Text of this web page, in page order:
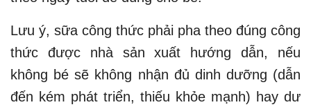
Lưu ý, sữa công thức phải pha theo đúng công
thức được nhà sản xuất hướng dẫn, nếu
không bé sẽ không nhận đủ dinh dưỡng (dẫn
đến kém phát triển, thiếu khỏe mạnh) hay dư